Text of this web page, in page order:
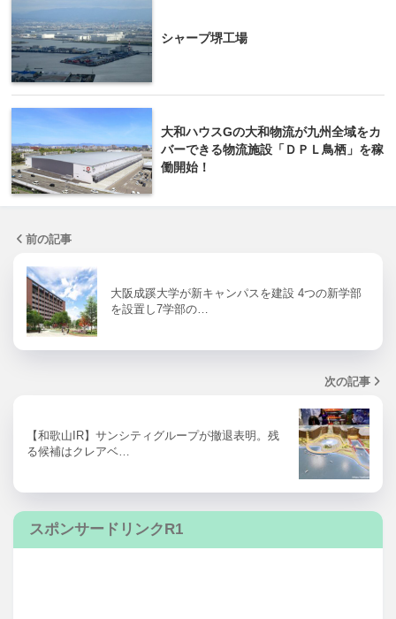
シャープ堺工場
大和ハウスGの大和物流が九州全域をカ
バーできる物流施設「ＤＰＬ鳥栖」を稼
働開始！
前の記事
大阪成蹊大学が新キャンパスを建設 4つの新学部
を設置し7学部の…
次の記事
【和歌山IR】サンシティグループが撤退表明。残
る候補はクレアベ…
スポンサードリンクR1